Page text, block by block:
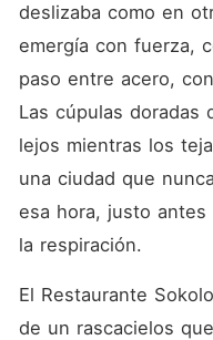
deslizaba como en
emergía con fuerza,
paso entre acero,
Las cúpulas doradas
lejos mientras los
una ciudad que
esa hora, justo
la respiración.
El Restaurante
de un rascacielos